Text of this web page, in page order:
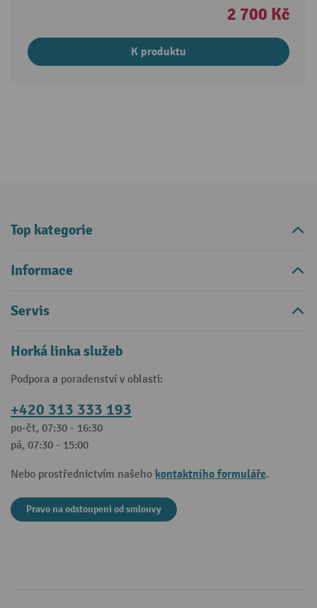
2 700 Kč
K produktu
Top kategorie
Informace
Servis
Horká linka služeb
Podpora a poradenství v oblasti:
+420 313 333 193
po-čt, 07:30 - 16:30
pá, 07:30 - 15:00
Nebo prostřednictvím našeho kontaktního formuláře.
Pravo na odstoupeni od smlouvy